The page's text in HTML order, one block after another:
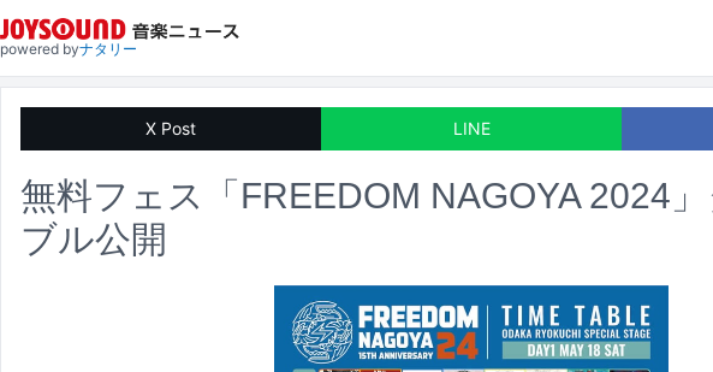
powered byナタリー
X Post LINE
無料フェス「FREEDOM NAGOYA 2024
ブル公開